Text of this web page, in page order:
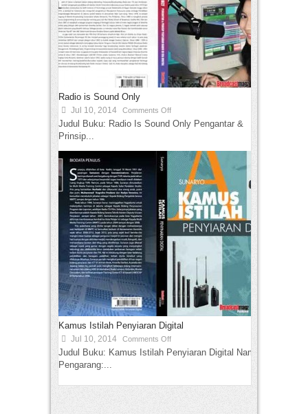
Radio is Sound Only
Jul 10, 2014 Comments Off
Judul Buku: Radio Is Sound Only Pengantar &
Prinsip...
Kamus Istilah Penyiaran Digital
Jul 10, 2014 Comments Off
Judul Buku: Kamus Istilah Penyiaran Digital Nama
Pengarang:...